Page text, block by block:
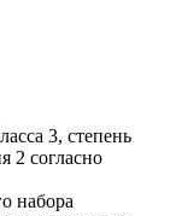
3, степень
2 согласно
набора